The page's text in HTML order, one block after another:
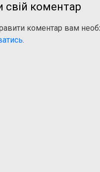
свій коментар
коментар вам
.